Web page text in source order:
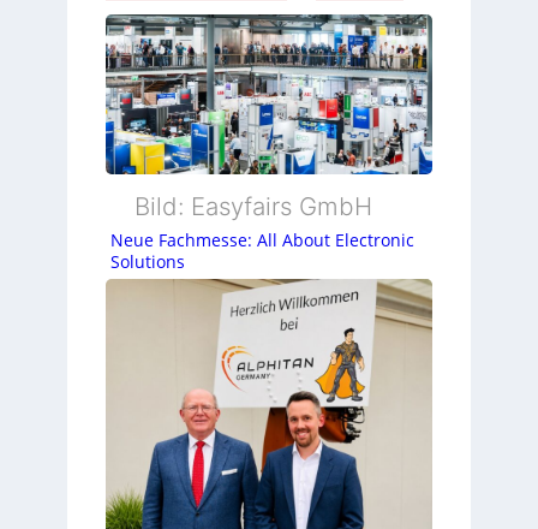
Bild: Easyfairs GmbH
Neue Fachmesse: All About Electronic
Solutions